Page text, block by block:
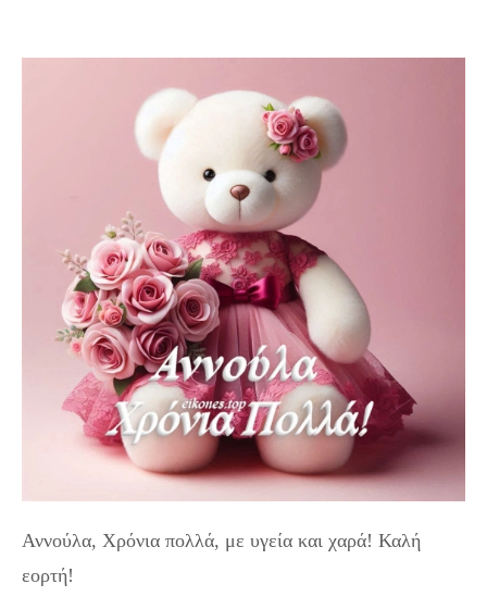
Αννούλα, Χρόνια πολλά, με υγεία και χαρά! Καλή
εορτή!